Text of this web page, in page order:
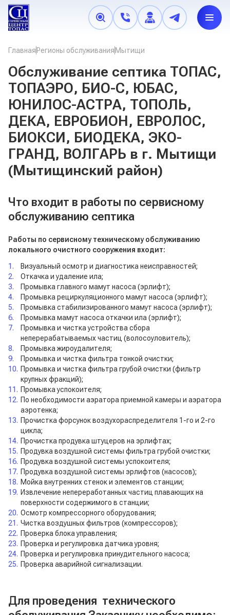
50-78
Запчасти для септика
Бактерии
Комплектующие
Наращивание
Обслуживание
Регионы обслуживания
Онлайн-запись
Отзывы
Вакансии
Главная Регионы обслуживания Мытищи
Обслуживание септика ТОПАС,
ТОПАЭРО, БИО-С, ЮБАС,
ЮНИЛОС-АСТРА, ТОПОЛЬ,
ДЕКА, ЕВРОБИОН, ЕВРОЛОС,
БИОКСИ, БИОДЕКА, ЭКО-
ГРАНД, ВОЛГАРЬ в г. Мытищи
(Мытищинский район)
Что входит в работы по сервисному
обслуживанию септика
Работы по сервисному техническому обслуживанию
локального очистного сооружения входит:
Визуальный осмотр и диагностика неисправностей;
Откачка и удаление ила;
Промывка главного мамут насоса (эрлифт);
Промывка рециркуляционного мамут насоса (эрлифт);
Промывка стабилизированного мамут насоса (эрлифт);
Промывка мамут насоса откачки ила (эрлифт);
Промывка и чистка устройства сбора
неперерабатываемых частиц (волосоуловитель);
Промывка жироудалителя;
Промывка и чистка фильтра тонкой очистки;
Промывка и чистка фильтра грубой очистки (фильтр
крупных фракций);
Промывка успокоителя;
По необходимости аэратора приемной камеры и аэратора
аэротенка;
Прочистка форсунок воздухораспределителя 1-го и 2-го
цикла;
Прочистка продувка штуцеров на эрлифтах;
Продувка воздушной системы фильтра грубой очистки;
Продувка воздушной системы успокоителя;
Продувка воздушной системы эрлифтов (насосов);
Мойка внутренних стенок и элементов станции;
Извлечение непереработанных частиц плавающих на
поверхности содержимого в станции;
Осмотр компрессорного оборудования;
Чистка воздушных фильтров (компрессоров);
Проверка блока управления;
Проверка и регулировка датчика уровня;
Проверка и регулировка принудительного насоса;
Проверка аварийной сигнализации.
Для проведения технического